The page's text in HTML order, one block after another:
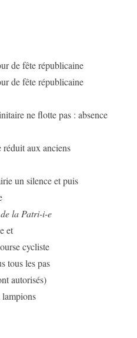
de fête républicaine
de fête républicaine
ne flotte pas : absence
aux anciens
un silence et puis
la Patri-i-e
et
cycliste
tous les pas
autorisés)
lampions